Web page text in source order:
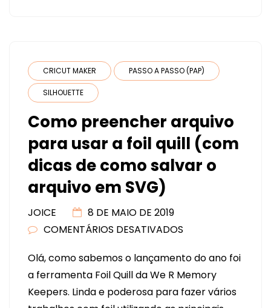
CRICUT MAKER PASSO A PASSO (PAP)
SILHOUETTE
Como preencher arquivo
para usar a foil quill (com
dicas de como salvar o
arquivo em SVG)
JOICE
8 DE MAIO DE 2019
COMENTÁRIOS DESATIVADOS
PREENCHER
ARQUIVO
PARA
Olá, como sabemos o lançamento do ano foi
a ferramenta Foil Quill da We R Memory
Keepers. Linda e poderosa para fazer vários